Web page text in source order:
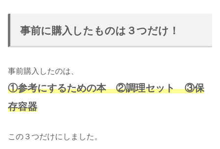
事前に購入したものは３つだけ！
事前購入したのは、
①参考にするための本 ②調理セット ③保
存容器
この３つだけにしました。